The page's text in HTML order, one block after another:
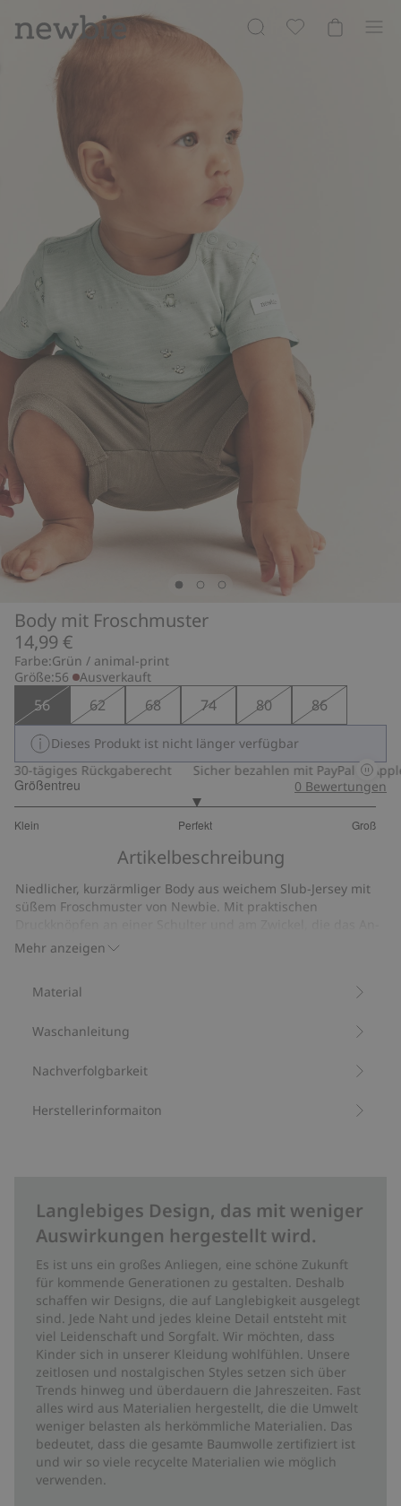
Body mit Froschmuster
14,99 €
Farbe:Grün / animal-print
Größe:56 Ausverkauft
56 62 68 74 80 86
Dieses Produkt ist nicht länger verfügbar
30-tägiges Rückgaberecht
Sicher bezahlen mit PayPal & Apple
Größentreu
Klein Perfekt Groß
von
48
Bewertungen
0 Bewertungen
Artikelbeschreibung
Mehr anzeigen
Niedlicher, kurzärmliger Body aus weichem Slub-Jersey mit
süßem Froschmuster von Newbie. Mit praktischen
und Ausziehen erleichtern. Passendes Modell für
Geschwister erhältlich – für einen süßen Partnerlook und ein
Aus 100 % Biobaumwolle.
Bio-Baumwolle –GOTS
Material
Waschanleitung
Nachverfolgbarkeit
Herstellerinformaiton
Langlebiges Design, das mit weniger
Auswirkungen hergestellt wird.
Es ist uns ein großes Anliegen, eine schöne Zukunft
für kommende Generationen zu gestalten. Deshalb
schaffen wir Designs, die auf Langlebigkeit ausgelegt
sind. Jede Naht und jedes kleine Detail entsteht mit
viel Leidenschaft und Sorgfalt. Wir möchten, dass
Kinder sich in unserer Kleidung wohlfühlen. Unsere
zeitlosen und nostalgischen Styles setzen sich über
Trends hinweg und überdauern die Jahreszeiten. Fast
alles wird aus Materialien hergestellt, die die Umwelt
weniger belasten als herkömmliche Materialien. Das
bedeutet, dass die gesamte Baumwolle zertifiziert ist
und wir so viele recycelte Materialien wie möglich
verwenden.